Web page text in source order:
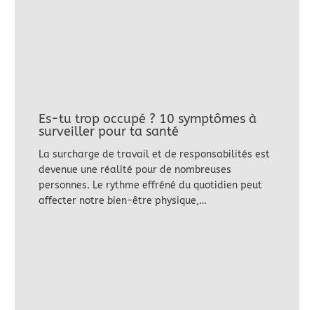
Es-tu trop occupé ? 10 symptômes à
surveiller pour ta santé
La surcharge de travail et de responsabilités est
devenue une réalité pour de nombreuses
personnes. Le rythme effréné du quotidien peut
affecter notre bien-être physique,…